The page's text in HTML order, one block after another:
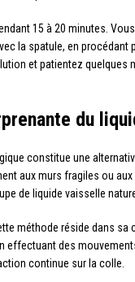
15 à 20 minutes.
la spatule, en procédant
et patientez
du
constitue une
aux murs fragiles ou
de liquide vaisselle
méthode réside dans
effectuant des
continue sur la colle.